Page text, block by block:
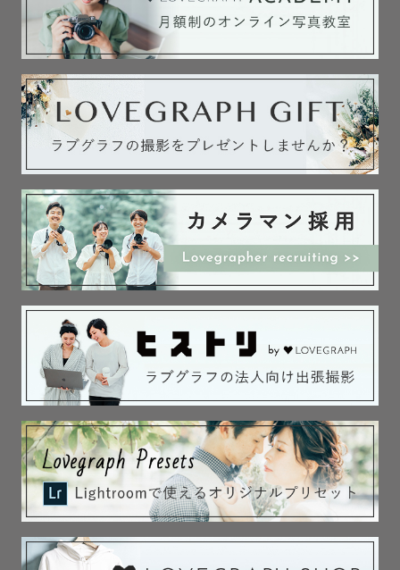
２．撮影について
３．わたしについて
４．最後に
┈┈┈┈┈┈┈┈┈┈┈┈┈┈┈
１．撮影・写真に込める想い
ーあなたの「今」に、ありったけの愛を
人生の節目にご一緒させていただいたり
色んな方の日常に飛び込ませていただいたり
その中で私自身も気持ちや想い出を共有できる
出張撮影というものが大好きで誇りです！
たくさんのカメラマンがいる中で
私に大切なシャッターを任せていただいた方に
どうしても最高の想い出を届けたい。
一緒にそこにしかないものを噛み締め
感動と発見に溢れる時間を過ごしたい。
カメラマンとゲスト様以上に
いろんな出来事、感情を共有して繋がりたい。